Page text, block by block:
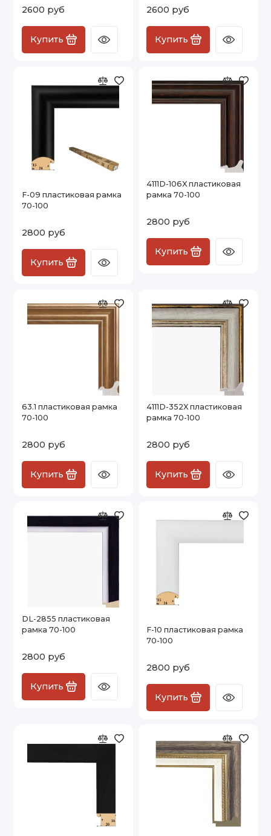
2600 руб
Купить
2600 руб
Купить
F-09 пластиковая рамка
70-100
2800 руб
Купить
4111D-106X пластиковая
рамка 70-100
2800 руб
Купить
63.1 пластиковая рамка
70-100
2800 руб
Купить
4111D-352X пластиковая
рамка 70-100
2800 руб
Купить
DL-2855 пластиковая
рамка 70-100
2800 руб
Купить
F-10 пластиковая рамка
70-100
2800 руб
Купить